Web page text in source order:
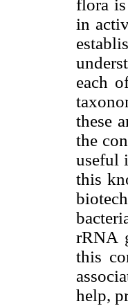
flora
in
each
these
the
useful
this
rRNA
this
help,